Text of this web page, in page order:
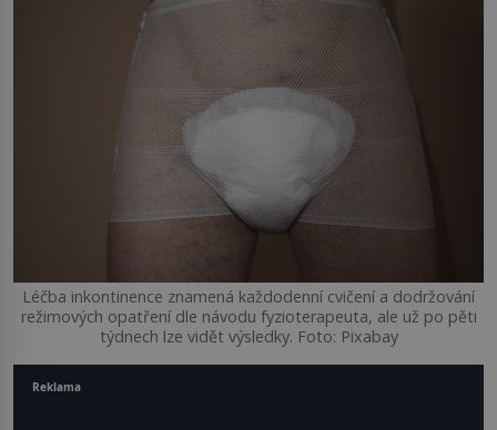
Léčba inkontinence znamená každodenní cvičení a dodržování
režimových opatření dle návodu fyzioterapeuta, ale už po pěti
týdnech lze vidět výsledky. Foto: Pixabay
Reklama